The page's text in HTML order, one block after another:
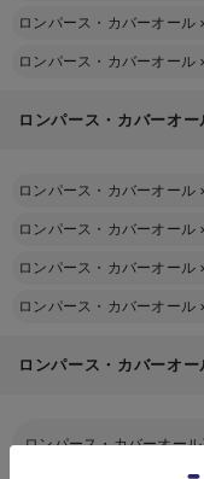
ロンパース・カバーオール
ロンパース・カバーオール
ロンパース・カバーオ
ロンパース・カバーオール
ロンパース・カバーオール
ロンパース・カバーオール
ロンパース・カバーオール
ロンパース・カバーオ
ロンパース・カバーオール